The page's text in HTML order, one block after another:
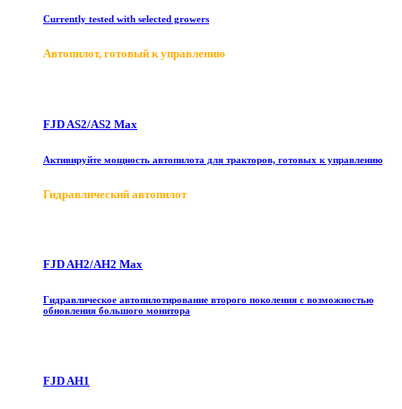
Currently tested with selected growers
Автопилот, готовый к управлению
FJD AS2/AS2 Max
Активируйте мощность автопилота для тракторов, готовых к управлению
Гидравлический автопилот
FJD AH2/AH2 Max
Гидравлическое автопилотирование второго поколения с возможностью
обновления большого монитора
FJD AH1